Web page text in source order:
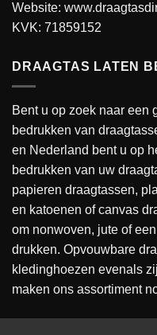
Website:
KVK: 71859152
DRAAGTAS LATEN
Bent u op zoek naar een
bedrukken van
en Nederland bent u op
bedrukken van uw
papieren draagtassen,
en katoenen of canvas
om nonwoven, jute of
drukken. Opvouwbare
kledinghoezen evenals
maken ons assortiment